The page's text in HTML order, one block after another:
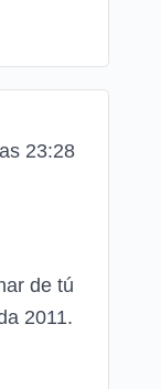
23:28
de tú
2011.